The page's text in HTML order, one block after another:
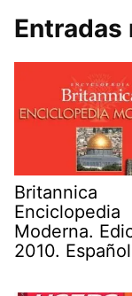
Entradas
Britannica
Enciclopedia
Moderna.
2010.